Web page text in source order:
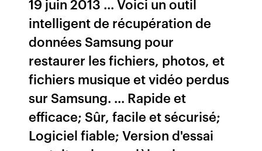
19 juin 2013 ... Voici un outil
intelligent de récupération de
données Samsung pour
restaurer les fichiers, photos, et
fichiers musique et vidéo perdus
sur Samsung. ... Rapide et
efficace; Sûr, facile et sécurisé;
Logiciel fiable; Version d'essai